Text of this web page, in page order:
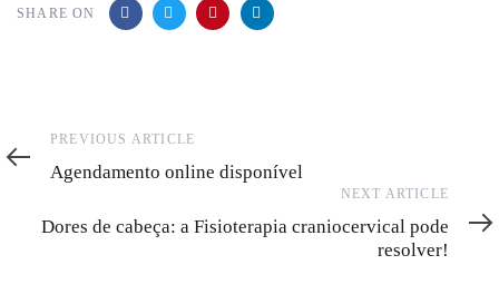
SHARE ON
Previous
Article
PREVIOUS ARTICLE
Agendamento online disponível
Article
NEXT ARTICLE
Dores de cabeça: a Fisioterapia craniocervical pode
resolver!